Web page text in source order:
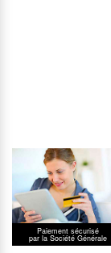
Paiement sécurisé
par la Société Générale